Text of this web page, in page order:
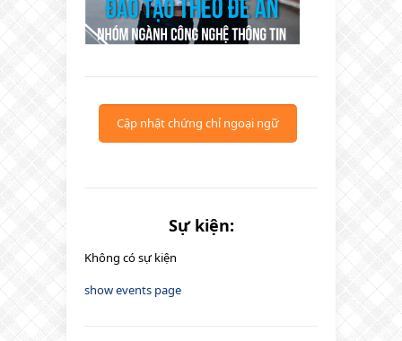
Cập nhật chứng chỉ ngoại ngữ
Sự kiện:
Không có sự kiện
show events page